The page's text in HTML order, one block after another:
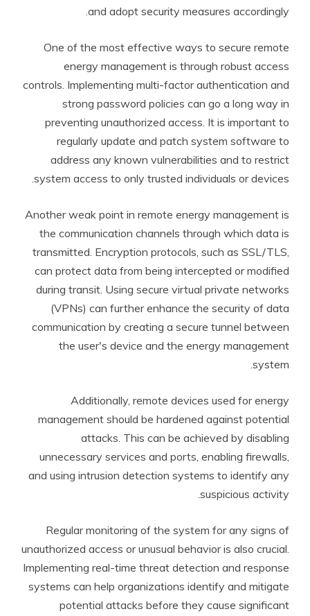
and adopt security measures accordingly.
One of the most effective ways to secure remote
energy management is through robust access
controls. Implementing multi-factor authentication and
strong password policies can go a long way in
preventing unauthorized access. It is important to
regularly update and patch system software to
address any known vulnerabilities and to restrict
system access to only trusted individuals or devices.
Another weak point in remote energy management is
the communication channels through which data is
transmitted. Encryption protocols, such as SSL/TLS,
can protect data from being intercepted or modified
during transit. Using secure virtual private networks
(VPNs) can further enhance the security of data
communication by creating a secure tunnel between
the user's device and the energy management
system.
Additionally, remote devices used for energy
management should be hardened against potential
attacks. This can be achieved by disabling
unnecessary services and ports, enabling firewalls,
and using intrusion detection systems to identify any
suspicious activity.
Regular monitoring of the system for any signs of
unauthorized access or unusual behavior is also crucial.
Implementing real-time threat detection and response
systems can help organizations identify and mitigate
potential attacks before they cause significant